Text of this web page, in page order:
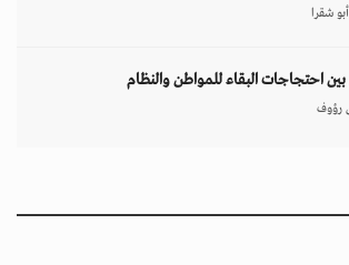
أبو شقرا
بين احتجاجات البقاء للمواطن والنظام
رؤوف